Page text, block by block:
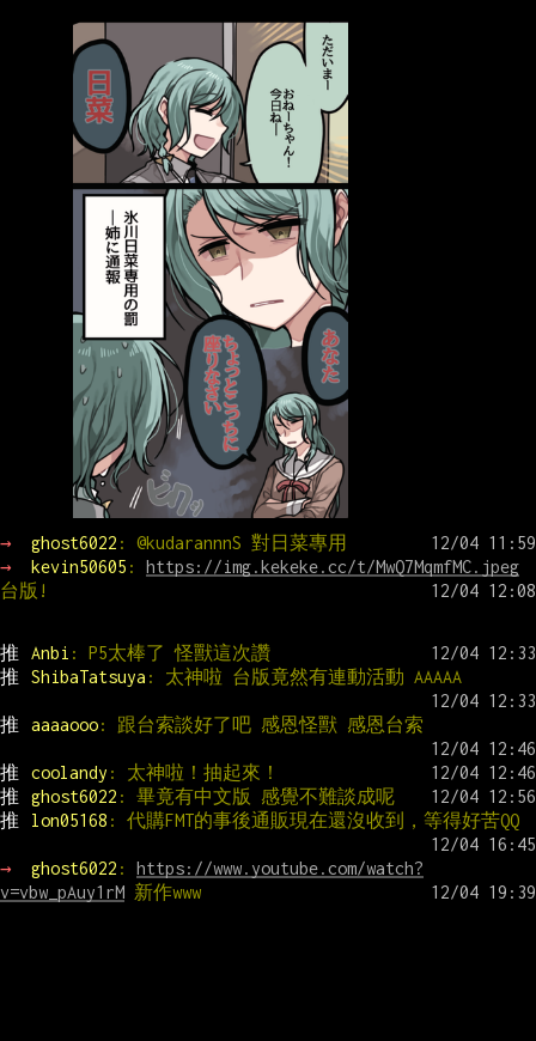
→ ghost6022 : @kudarannnS 對日菜專用
→
kevin50605 : https://img.kekeke.cc/t/MwQ7MqmfMC.jpeg
台版!
推 Anbi : P5太棒了 怪獸這次讚
推
ShibaTatsuya : 太神啦 台版竟然有連動活動 AAAAA
推 aaaaooo: 跟台索談好了吧 感恩怪獸 感恩台索
推 coolandy : 太神啦！抽起來！
推
ghost6022 : 畢竟有中文版 感覺不難談成呢
推
lon05168 : 代購FMT的事後通販現在還沒收到，等得好苦QQ
→ ghost6022 : https://www.youtube.com/watch?
v=vbw_pAuy1rM 新作www